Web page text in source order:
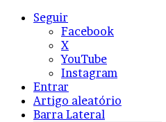
Seguir
Facebook
X
YouTube
Instagram
Entrar
Artigo aleatório
Barra Lateral